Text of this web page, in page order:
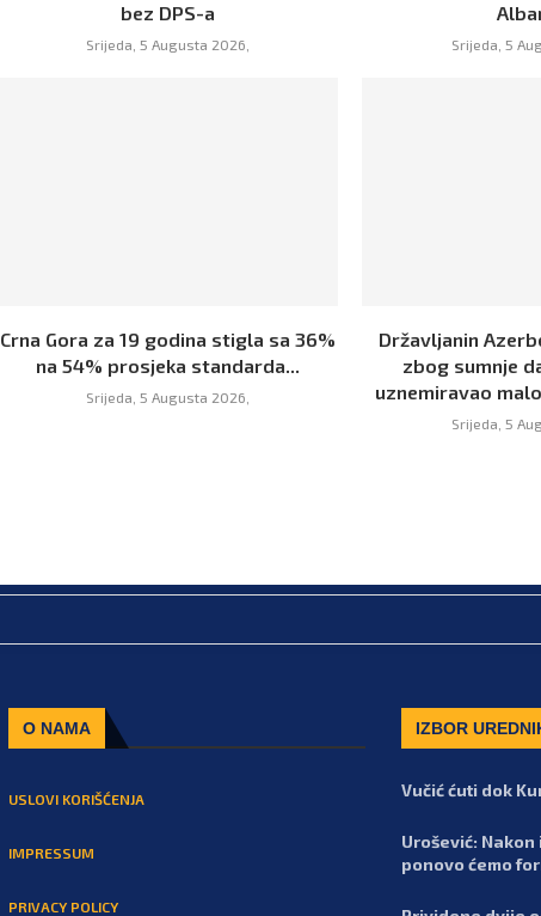
bez DPS-a
Srijeda, 5 Augusta 2026, Srijeda, 5
Crna Gora za 19 godina stigla sa 36%
na 54% prosjeka standarda...
Srijeda, 5 Augusta 2026,
Državljanin
zbog sumnje
uznemiravao
Srijeda, 5
O NAMA
USLOVI KORIŠĆENJA
IMPRESSUM
PRIVACY POLICY
IZBOR
Vučić ćuti dok
Urošević:
ponovo ćemo